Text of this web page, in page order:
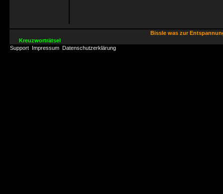
Bissle was zur
Kreuzworträtsel
Support Impressum Datenschutzerklärung